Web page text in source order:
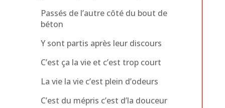
Passés de l’autre côté du bout de
béton
Y sont partis après leur discours
C’est ça la vie et c’est trop court
La vie la vie c’est plein d’odeurs
C’est du mépris c’est d’la douceur